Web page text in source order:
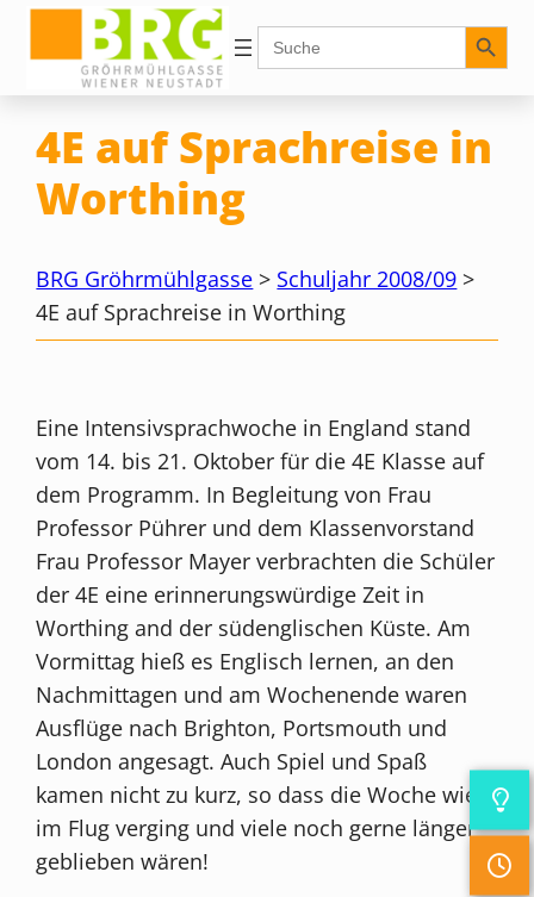
Inhalt
springen
Search
for:
Search Button
4E auf Sprachreise in
Worthing
BRG Gröhrmühlgasse > Schuljahr 2008/09 >
4E auf Sprachreise in Worthing
Eine Intensivsprachwoche in England stand
vom 14. bis 21. Oktober für die 4E Klasse auf
dem Programm. In Begleitung von Frau
Professor Pührer und dem Klassenvorstand
Frau Professor Mayer verbrachten die Schüler
der 4E eine erinnerungswürdige Zeit in
Worthing and der südenglischen Küste. Am
Vormittag hieß es Englisch lernen, an den
Nachmittagen und am Wochenende waren
Ausflüge nach Brighton, Portsmouth und
London angesagt. Auch Spiel und Spaß
kamen nicht zu kurz, so dass die Woche wie
im Flug verging und viele noch gerne länger
geblieben wären!